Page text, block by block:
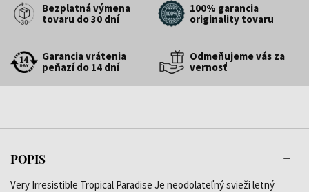
Bezplatná výmena
tovaru do 30 dní
100% garancia
originality tovaru
Garancia vrátenia
peňazí do 14 dní
Odmeňujeme vás za
vernosť
POPIS
Very Irresistible Tropical Paradise Je neodolateľný svieži letný